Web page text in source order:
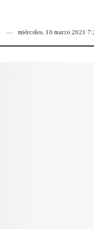
miércoles, 10 marzo 2021